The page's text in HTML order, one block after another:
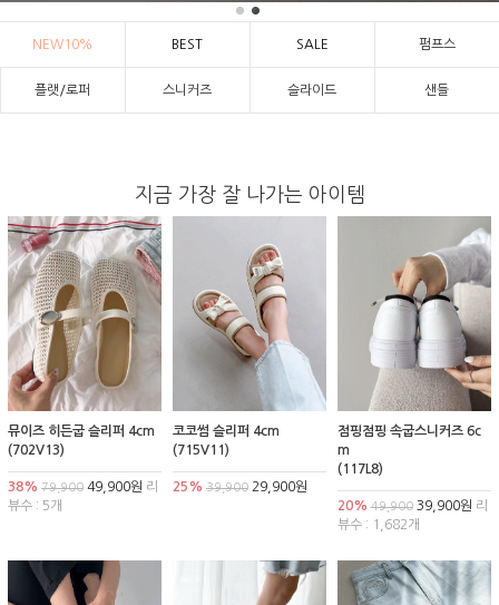
NEW10% BEST SALE 펌프스
플랫/로퍼 스니커즈 슬라이드 샌들
지금 가장 잘 나가는 아이템
뮤이즈 히든굽 슬리퍼 4cm
(702V13)
38% 79,900 49,900원 리
뷰수 : 5개
코코썸 슬리퍼 4cm
(715V11)
25% 39,90029,900원
점핑점핑 속굽스니커즈 6c
m
(117L8)
20% 49,90039,900원 리
뷰수 : 1,682개